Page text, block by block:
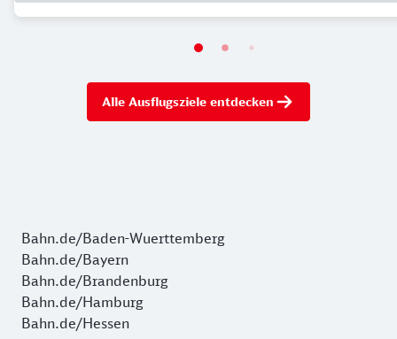
Alle Ausflugsziele entdecken
Bahn.de/Baden-Wuerttemberg
Bahn.de/Bayern
Bahn.de/Brandenburg
Bahn.de/Hamburg
Bahn.de/Hessen